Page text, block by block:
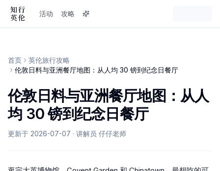
活动 攻略
首页
英伦旅行攻略
伦敦日料与亚洲餐厅地图：从人均 30 镑到纪念日餐厅
伦敦日料与亚洲餐厅地图：从人
均 30 镑到纪念日餐厅
更新于 2026-07-07 · 讲解员 仔仔老师